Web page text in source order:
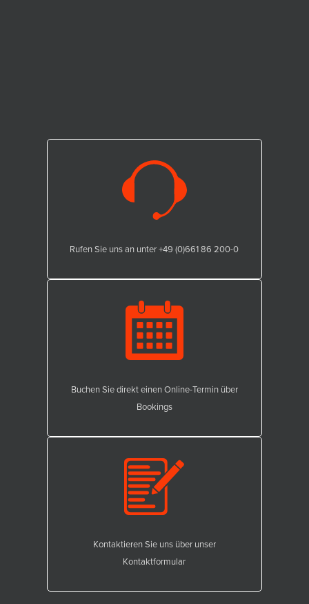
Rufen Sie uns an unter +49 (0)661 86 200-0
Buchen Sie direkt einen Online-Termin über
Bookings
Kontaktieren Sie uns über unser
Kontaktformular